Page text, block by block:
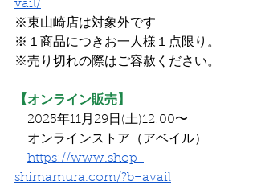
vail/
※東山崎店は対象外です
※１商品につきお一人様１点限り。
※売り切れの際はご容赦ください。
【オンライン販売】
2025年11月29日(土)12:00〜
オンラインストア（アベイル）
https://www.shop-
shimamura.com/?b=avail